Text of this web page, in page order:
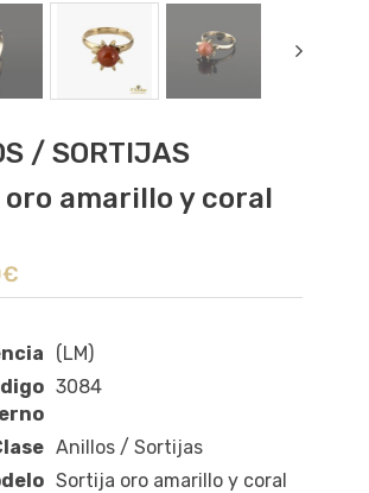
/ SORTIJAS
amarillo y coral
(LM)
3084
Anillos / Sortijas
Sortija oro amarillo y coral